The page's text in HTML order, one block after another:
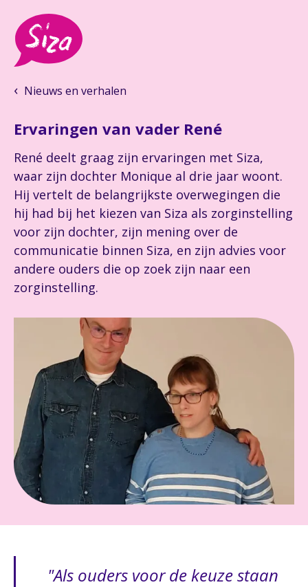
Nieuws en verhalen
Ervaringen van vader René
René deelt graag zijn ervaringen met Siza,
waar zijn dochter Monique al drie jaar woont.
Hij vertelt de belangrijkste overwegingen die
hij had bij het kiezen van Siza als zorginstelling
voor zijn dochter, zijn mening over de
communicatie binnen Siza, en zijn advies voor
andere ouders die op zoek zijn naar een
zorginstelling.
Als ouders voor de keuze staan